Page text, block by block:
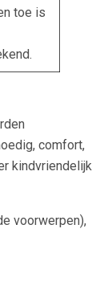
toe is
comfort,
kindvriendelijk
voorwerpen),